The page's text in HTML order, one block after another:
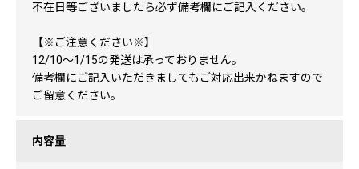
不在日等ございましたら必ず備考欄にご記入ください。
【※ご注意ください※】
12/10～1/15の発送は承っておりません。
備考欄にご記入いただきましてもご対応出来かねますので
ご留意ください。
内容量